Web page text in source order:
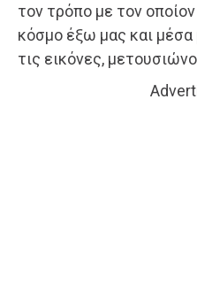
τον τρόπο με τον
κόσμο έξω μας και
τις εικόνες,